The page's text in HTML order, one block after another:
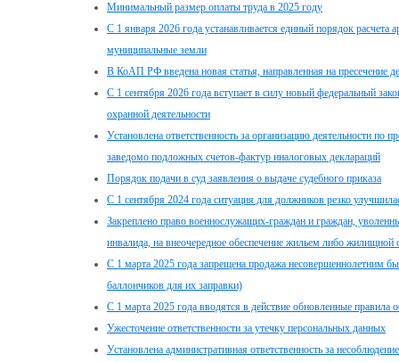
Минимальный размер оплаты труда в 2025 году
С 1 января 2026 года устанавливается единый порядок расчета
муниципальные земли
В КоАП РФ введена новая статья, направленная на пресечение
С 1 сентября 2026 года вступает в силу новый федеральный
охранной деятельности
Установлена ответственность за организацию деятельности
заведомо подложных счетов-фактур иналоговых деклараций
Порядок подачи в суд заявления о выдаче судебного приказа
С 1 сентября 2024 года ситуация для должников резко
Закреплено право военнослужащих-граждан и граждан,
инвалида, на внеочередное обеспечение жильем либо жилищной
С 1 марта 2025 года запрещена продажа несовершеннолетним
баллончиков для их заправки)
С 1 марта 2025 года вводятся в действие обновленные правила
Ужесточение ответственности за утечку персональных данных
Установлена административная ответственность за